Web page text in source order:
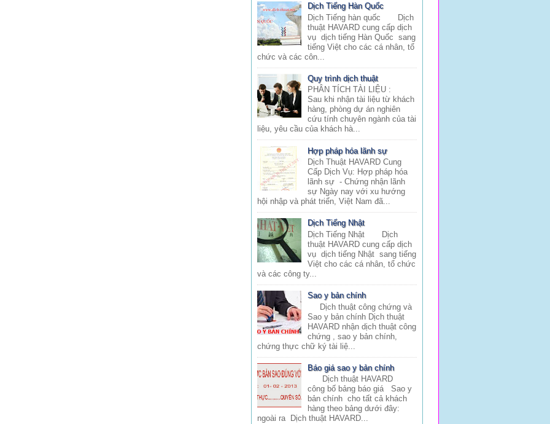
Dịch Tiếng Hàn Quốc
Dịch Tiếng hàn quốc Dịch
thuật HAVARD cung cấp dịch
vụ dịch tiếng Hàn Quốc sang
tiếng Việt cho các cá nhân, tổ
chức và các côn...
Quy trình dịch thuật
PHÂN TÍCH TÀI LIỆU :
Sau khi nhận tài liệu từ khách
hàng, phòng dự án nghiên
cứu tính chuyên ngành của tài
liệu, yêu cầu của khách hà...
Hợp pháp hóa lãnh sự
Dịch Thuật HAVARD Cung
Cấp Dịch Vụ: Hợp pháp hóa
lãnh sự - Chứng nhận lãnh
sự Ngày nay với xu hướng
hội nhập và phát triển, Việt Nam đã...
Dịch Tiếng Nhật
Dịch Tiếng Nhật Dịch
thuật HAVARD cung cấp dịch
vụ dịch tiếng Nhật sang tiếng
Việt cho các cá nhân, tổ chức
và các công ty...
Sao y bản chính
Dịch thuật công chứng và
Sao y bản chính Dịch thuật
HAVARD nhận dịch thuật công
chứng , sao y bản chính,
chứng thực chữ ký tài liệ...
Báo giá sao y bản chính
Dịch thuật HAVARD
công bố bảng báo giá Sao y
bản chính cho tất cả khách
hàng theo bảng dưới đây:
ngoài ra Dịch thuật HAVARD...